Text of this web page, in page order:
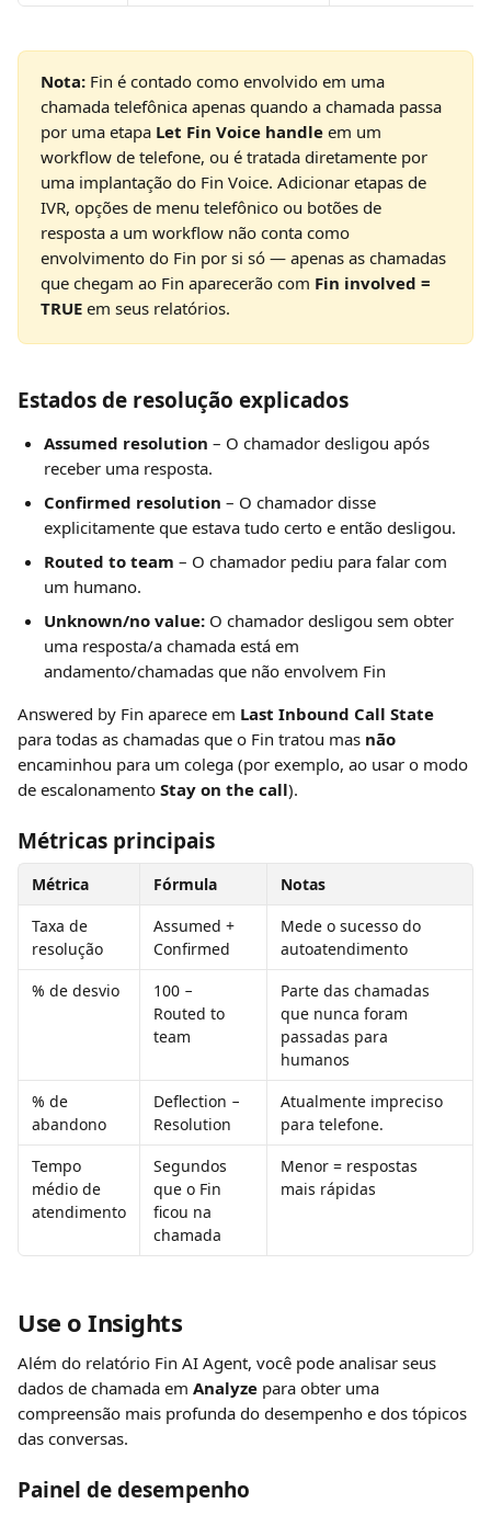
Nota: Fin é contado como envolvido em uma
chamada telefônica apenas quando a chamada passa
por uma etapa Let Fin Voice handle em um
workflow de telefone, ou é tratada diretamente por
uma implantação do Fin Voice. Adicionar etapas de
IVR, opções de menu telefônico ou botões de
resposta a um workflow não conta como
envolvimento do Fin por si só — apenas as chamadas
que chegam ao Fin aparecerão com Fin involved =
TRUE em seus relatórios.
Estados de resolução explicados
Assumed resolution – O chamador desligou após
receber uma resposta.
Confirmed resolution – O chamador disse
explicitamente que estava tudo certo e então desligou.
Routed to team – O chamador pediu para falar com
um humano.
Unknown/no value: O chamador desligou sem obter
uma resposta/a chamada está em
andamento/chamadas que não envolvem Fin
Answered by Fin aparece em Last Inbound Call State
para todas as chamadas que o Fin tratou mas não
encaminhou para um colega (por exemplo, ao usar o modo
de escalonamento Stay on the call).
Métricas principais
Métrica Fórmula
Notas
Taxa de
resolução
Assumed +
Confirmed
Mede o sucesso do
autoatendimento
% de desvio
100 −
Routed to
team
Parte das chamadas
que nunca foram
passadas para
humanos
% de
abandono
Deflection −
Resolution
Atualmente impreciso
para telefone.
Tempo
médio de
atendimento
Segundos
que o Fin
ficou na
chamada
Menor = respostas
mais rápidas
Use o Insights
Além do relatório Fin AI Agent, você pode analisar seus
dados de chamada em Analyze para obter uma
compreensão mais profunda do desempenho e dos tópicos
das conversas.
Painel de desempenho